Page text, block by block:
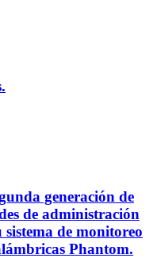
generación de
de administración
de monitoreo
Phantom.